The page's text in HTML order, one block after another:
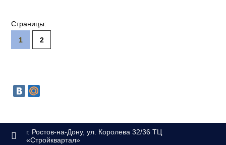
Страницы:
1
2
г. Ростов-на-Дону, ул. Королева 32/36 ТЦ
«Стройквартал»